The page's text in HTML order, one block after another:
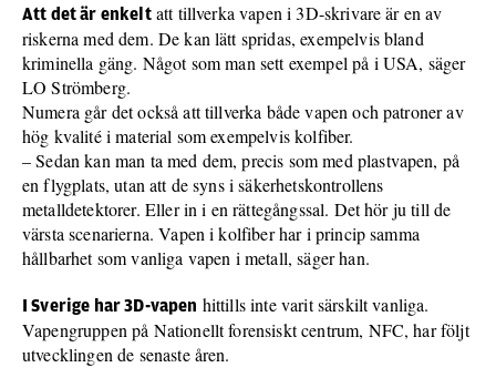
Att det är enkeltatt tillverka vapen i 3D-skrivare är en av
riskerna med dem. De kan lätt spridas, exempelvis bland
kriminella gäng. Något som man sett exempel på i USA, säger
LO Strömberg.
Numera går det också att tillverka både vapen och patroner av
hög kvalité i material som exempelvis kolfiber.
– Sedan kan man ta med dem, precis som med plastvapen, på
en flygplats, utan att de syns i säkerhetskontrollens
metalldetektorer. Eller in i en rättegångssal. Det hör ju till de
värsta scenarierna. Vapen i kolfiber har i princip samma
hållbarhet som vanliga vapen i metall, säger han.
I Sverige har 3D-vapen hittills inte varit särskilt vanliga.
Vapengruppen på Nationellt forensiskt centrum, NFC, har följt
utvecklingen de senaste åren.